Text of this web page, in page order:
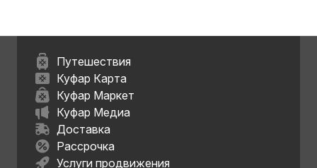
Путешествия
Куфар Карта
Куфар Маркет
Куфар Медиа
Доставка
Рассрочка
Услуги продвижения